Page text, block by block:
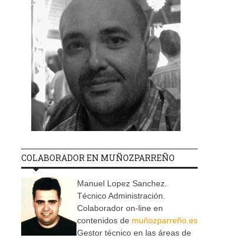
COLABORADOR EN MUÑOZPARREÑO
Manuel Lopez Sanchez.
Técnico Administración.
Colaborador on-line en
contenidos de muñozparreño.es
Gestor técnico en las áreas de